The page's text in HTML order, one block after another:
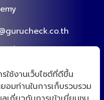
เภสัชกร
ใช้งานเว็บไซต์ที่ดีขึ้น
มท่านในการเก็บรวบรวม